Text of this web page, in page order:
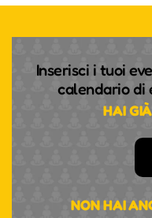
Inserisci i tuoi
calendario di
HAI
NON HAI